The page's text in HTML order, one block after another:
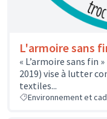
L'armoire sans
« L’armoire sans fin
2019) vise à lutter
textiles...
Environnement et